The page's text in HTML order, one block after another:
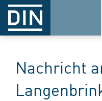
Nachricht